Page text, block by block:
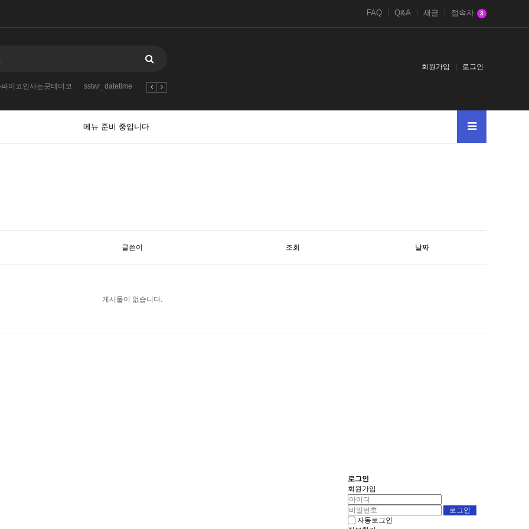
FAQ Q&A 새글 접속자 3
이코인사는곳테더코 sstwr_datetime 텔레@fundwash】♢리플코인판매위
회원가입 로그인
메뉴 준비 중입니다.
글쓴이 조회 날짜
게시물이 없습니다.
로그인
회원가입
자동로그인